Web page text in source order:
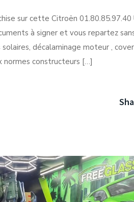
sur cette Citroën
à signer et vous repartez
décalaminage moteur ,
constructeurs […]